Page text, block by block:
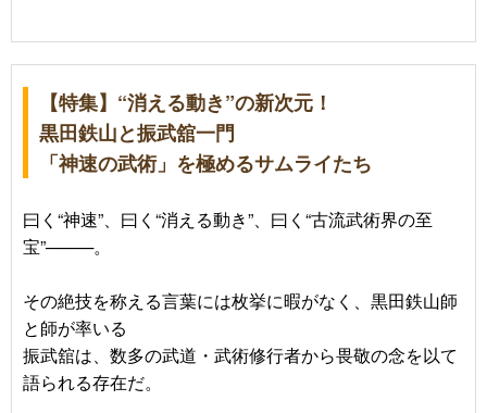
【特集】“消える動き”の新次元！
黒田鉄山と振武舘一門
「神速の武術」を極めるサムライたち
曰く“神速”、曰く“消える動き”、曰く“古流武術界の至
宝”────。
その絶技を称える言葉には枚挙に暇がなく、黒田鉄山師
と師が率いる
振武舘は、数多の武道・武術修行者から畏敬の念を以て
語られる存在だ。